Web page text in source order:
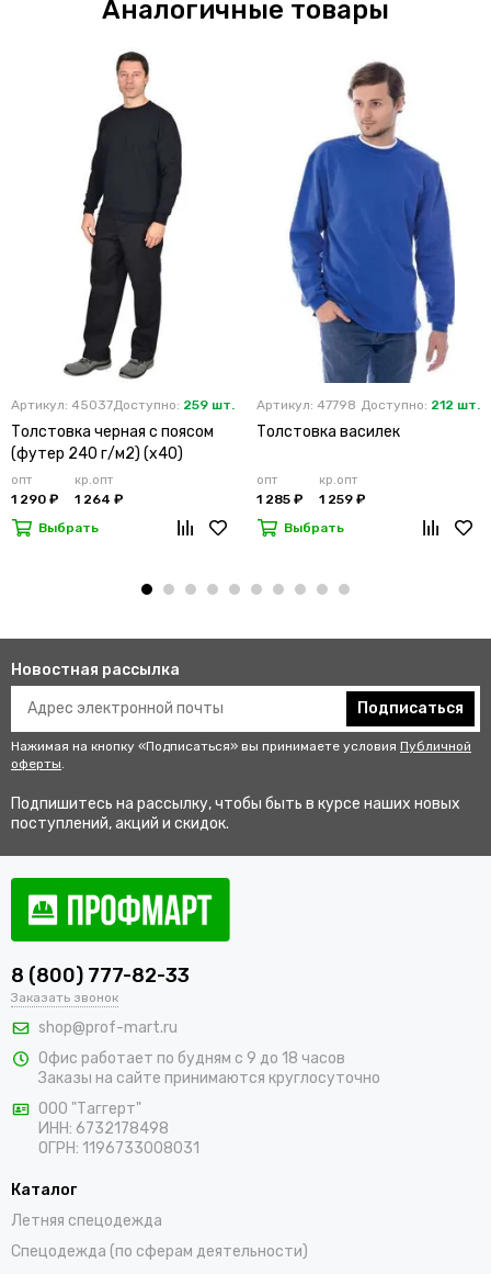
Аналогичные товары
Артикул: 45037Доступно: 259 шт.
Толстовка черная с поясом
(футер 240 г/м2) (х40)
опт
1 290 ₽
кр.опт
1 264 ₽
Выбрать
Артикул: 47798 Доступно: 212 шт.
Толстовка василек
опт
1 285 ₽
кр.опт
1 259 ₽
Выбрать
Новостная рассылка
Подписаться
Нажимая на кнопку «Подписаться» вы принимаете условия Публичной
оферты.
Подпишитесь на рассылку, чтобы быть в курсе наших новых
поступлений, акций и скидок.
8 (800) 777-82-33
Заказать звонок
shop@prof-mart.ru
Офис работает по будням с 9 до 18 часов
Заказы на сайте принимаются круглосуточно
ООО "Таггерт"
ИНН: 6732178498
ОГРН: 1196733008031
Каталог
Летняя спецодежда
Спецодежда (по сферам деятельности)